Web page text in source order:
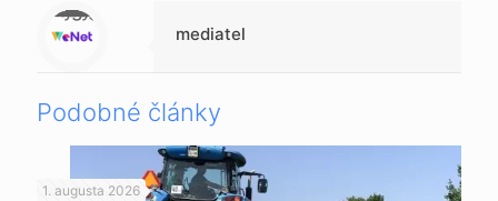
Warning
: Trying to access array offset on null in
/data/b/e/bee37f70-0f83-454a-8676-0156b88cd957/blogujeme.online/web/wp-content/themes/betheme-child/includes/content-single.php
on line
286
mediatel
Podobné články
1. augusta 2026